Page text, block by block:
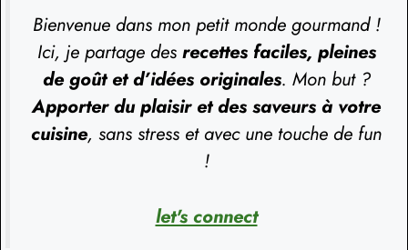
Bienvenue dans mon petit monde gourmand !
Ici, je partage des recettes faciles, pleines
de goût et d’idées originales. Mon but ?
Apporter du plaisir et des saveurs à votre
cuisine, sans stress et avec une touche de fun
!
let's connect